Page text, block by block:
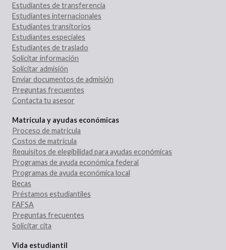
Estudiantes de transferencia
Estudiantes internacionales
Estudiantes transitorios
Estudiantes especiales
Estudiantes de traslado
Solicitar información
Solicitar admisión
Enviar documentos de admisión
Preguntas frecuentes
Contacta tu asesor
Matrícula y ayudas económicas
Proceso de matrícula
Costos de matrícula
Requisitos de elegibilidad para ayudas económicas
Programas de ayuda económica federal
Programas de ayuda económica local
Becas
Préstamos estudiantiles
FAFSA
Preguntas frecuentes
Solicitar cita
Vida estudiantil